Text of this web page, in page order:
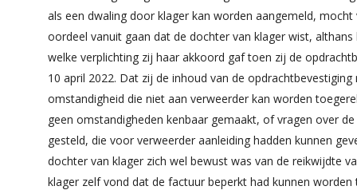
als een dwaling door klager kan worden aangemeld,
oordeel vanuit gaan dat de dochter van klager wist,
welke verplichting zij haar akkoord gaf toen zij de
10 april 2022. Dat zij de inhoud van de
omstandigheid die niet aan verweerder kan worden
geen omstandigheden kenbaar gemaakt, of vragen over
gesteld, die voor verweerder aanleiding hadden kunnen
dochter van klager zich wel bewust was van de reikwijdte
klager zelf vond dat de factuur beperkt had kunnen